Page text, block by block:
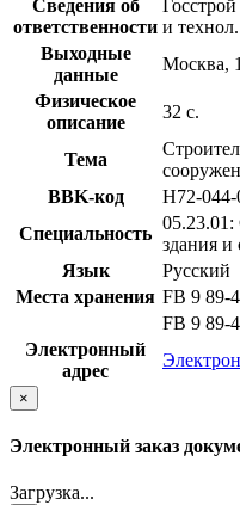
Сведения об
ответственности и
Выходные
данные
Москва,
Физическое
описание
32 с.
Тема
BBK-код
Н72-044-
Специальность
05.23.01:
здания и
Язык
Русский
Места хранения FB 9 89-
FB 9 89-
Электронный
адрес
×
Электронный заказ
Загрузка...